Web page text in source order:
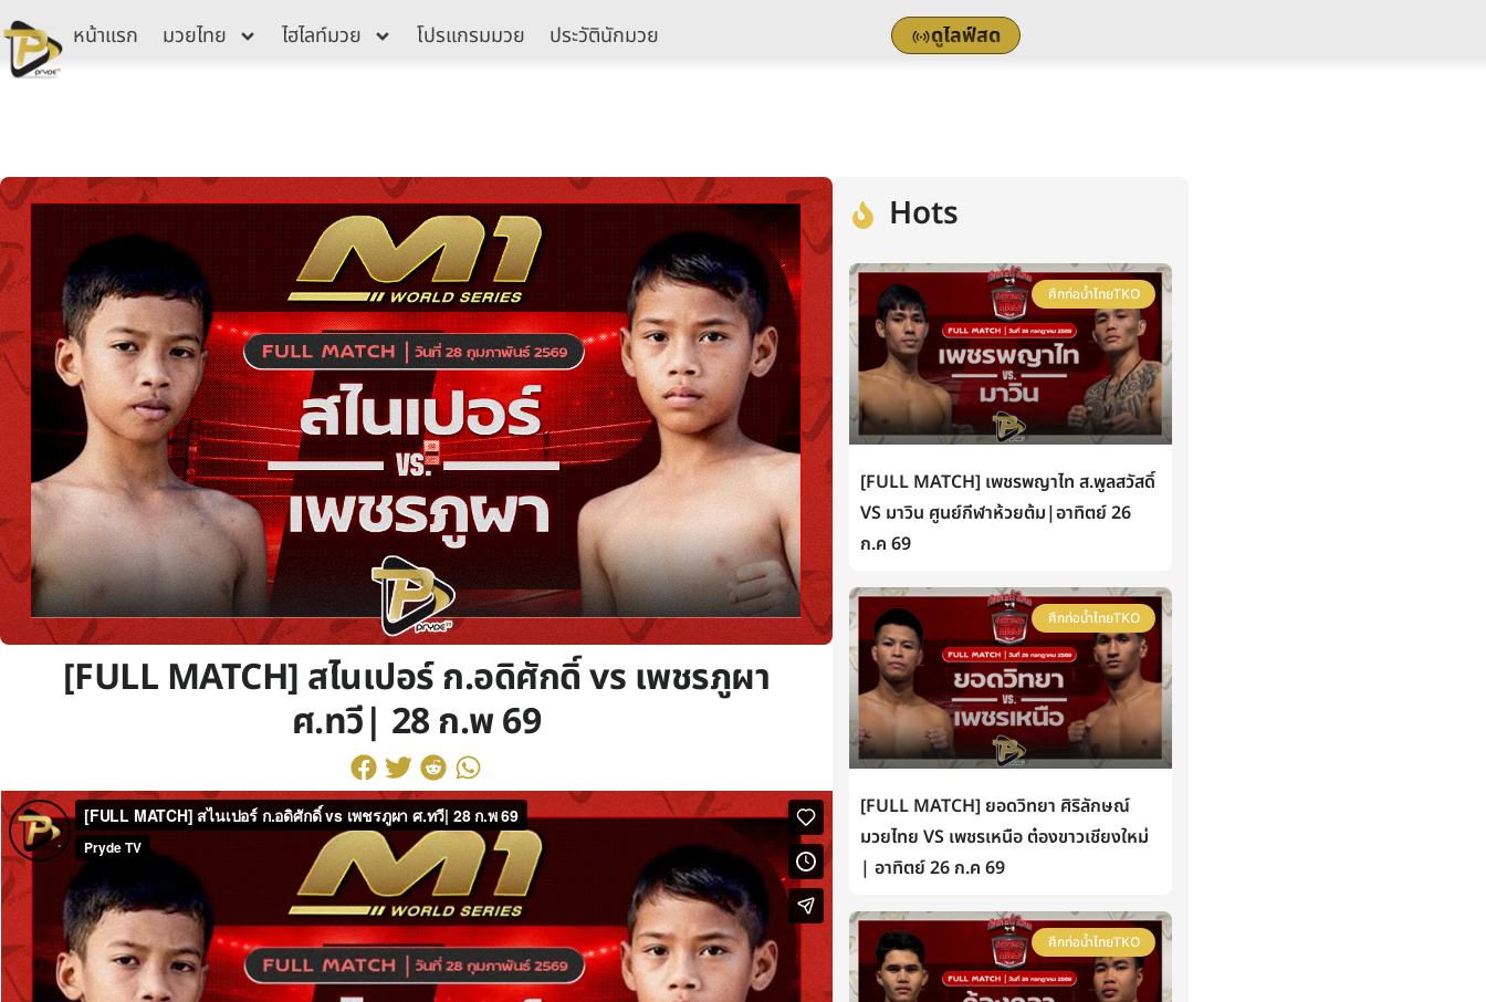
Skip
to
content
หน้าแรก มวยไทย ไฮไลท์มวย โปรแกรมมวย ประวัตินักมวย ดูไลฟ์สด
[FULL MATCH] สไนเปอร์ ก.อดิศักดิ์ vs เพชรภูผา
ศ.ทวี| 28 ก.พ 69
Hots
ศึกท่อน้ำไทยTKO
[FULL MATCH] เพชรพญาไท ส.พูลสวัสดิ์
VS มาวิน ศูนย์กีฬาห้วยต้ม|อาทิตย์ 26
ก.ค 69
ศึกท่อน้ำไทยTKO
[FULL MATCH] ยอดวิทยา ศิริลักษณ์
มวยไทย VS เพชรเหนือ ต๋องขาวเชียงใหม่
| อาทิตย์ 26 ก.ค 69
ศึกท่อน้ำไทยTKO